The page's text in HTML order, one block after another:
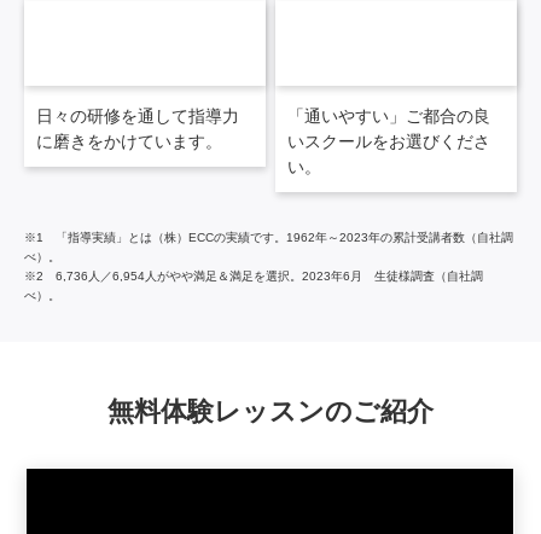
日々の研修を通して指導力
に磨きをかけています。
「通いやすい」ご都合の良
いスクールをお選びくださ
い。
※1 「指導実績」とは（株）ECCの実績です。1962年～2023年の累計受講者数（自社調
べ）。
※2 6,736人／6,954人がやや満足＆満足を選択。2023年6月 生徒様調査（自社調
べ）。
無料体験レッスンのご紹介